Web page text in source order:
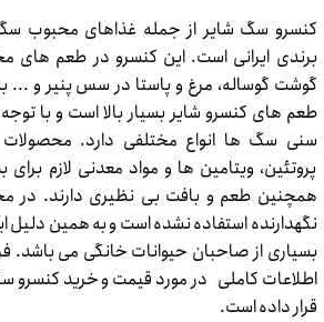
کنسرو سگ شایر از جمله غذاهای
برندی ایرانی است. این کنسرو در طعم های
گوشت گوساله، مرغ و پاستا در سس پنیر و ...
طعم های کنسرو شایر بسیار بالا است و با
سنی سگ ها انواع مختلفی دارد. محصولات
پروتئین، ویتامین ها و مواد معدنی لازم
همچنین طعم و بافت بی نظیری دارند. در
نگهدارنده استفاده نشده است و به همین
بسیاری از صاحبان حیوانات خانگی می باشد.
اطلاعات کاملی در مورد قیمت و خرید کنسرو
قرار داده است.